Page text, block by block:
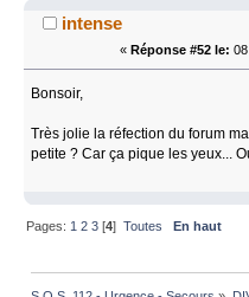
intense
« Réponse #52 le:
Bonsoir,
Très jolie la réfection du forum
petite ? Car ça pique les yeux...
Pages: 1 2 3 [4]Toutes
En haut